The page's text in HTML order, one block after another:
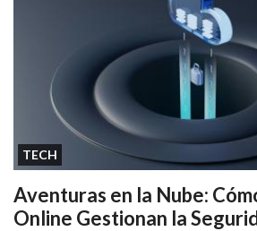
TECH
Aventuras en la Nube:
Online Gestionan la